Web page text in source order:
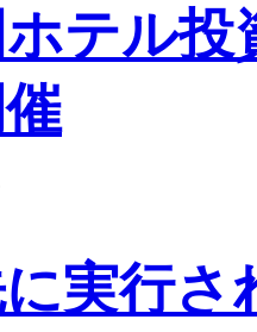
ホテル
実行さ